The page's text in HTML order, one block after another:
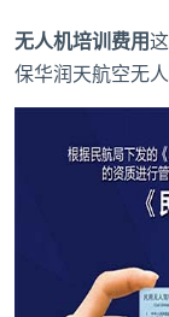
无人机培训费用
保华润天航空无人